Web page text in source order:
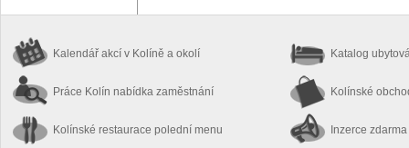
Kalendář akcí v Kolíně a okolí
Práce Kolín nabídka zaměstnání
Kolínské restaurace polední menu
Katalog
Kolínské
Inzerce zdarma